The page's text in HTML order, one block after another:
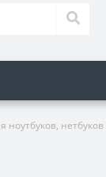
ноутбуков, нетбуков